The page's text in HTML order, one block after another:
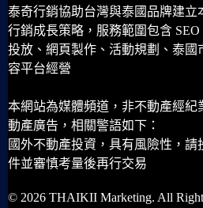
泰奇行銷協助台灣與泰國品牌建立
行銷成長策略，服務範圍包含
投放、網頁製作、活動規劃、泰國
容平台經營
本網站為媒體頻道，非不動產經紀
動產廣告，相關警語如下：
國外不動產投資，具有風險性，請
件並審慎考量後再行交易
© 2026 THAIKII Marketing. All